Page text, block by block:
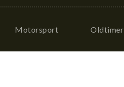
Motorsport Oldtimer